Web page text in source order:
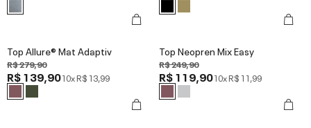
Top Allure® Mat Adaptiv
R$ 279,90
R$ 139,9010xR$ 13,99
Top Neopren Mix Easy
R$ 249,90
R$ 119,9010xR$ 11,99